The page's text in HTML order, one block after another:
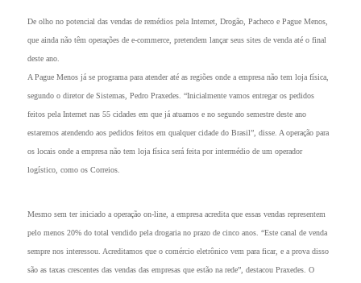
De olho no potencial das vendas de remédios pela Internet, Drogão, Pacheco e Pague Menos,
que ainda não têm operações de e-commerce, pretendem lançar seus sites de venda até o final
deste ano.
A Pague Menos já se programa para atender até as regiões onde a empresa não tem loja física,
segundo o diretor de Sistemas, Pedro Praxedes. “Inicialmente vamos entregar os pedidos
feitos pela Internet nas 55 cidades em que já atuamos e no segundo semestre deste ano
estaremos atendendo aos pedidos feitos em qualquer cidade do Brasil”, disse. A operação para
os locais onde a empresa não tem loja física será feita por intermédio de um operador
logístico, como os Correios.
Mesmo sem ter iniciado a operação on-line, a empresa acredita que essas vendas representem
pelo menos 20% do total vendido pela drogaria no prazo de cinco anos. “Este canal de venda
sempre nos interessou. Acreditamos que o comércio eletrônico vem para ficar, e a prova disso
são as taxas crescentes das vendas das empresas que estão na rede”, destacou Praxedes. O